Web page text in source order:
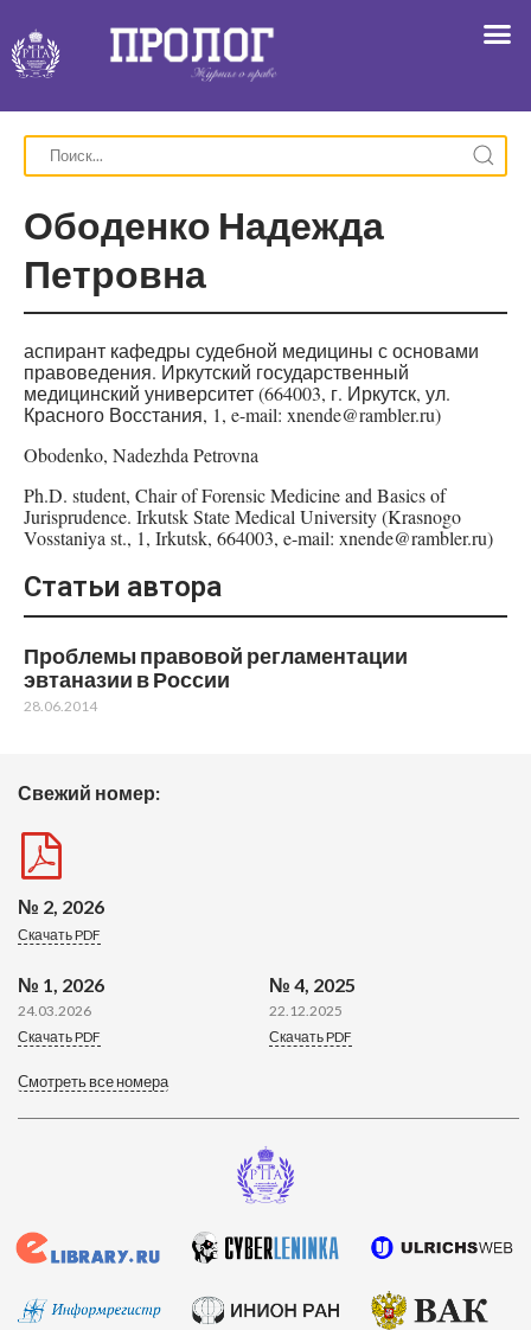
Свежий номер:
№ 2, 2026
Скачать PDF
№ 1, 2026
24.03.2026
Скачать PDF
№ 4, 2025
22.12.2025
Скачать PDF
Смотреть все номера
Ободенко Надежда
Петровна
аспирант кафедры судебной медицины с основами
правоведения. Иркутский государственный
медицинский университет (664003, г. Иркутск, ул.
Красного Восстания, 1, e-mail: xnende@rambler.ru)
Obodenko, Nadezhda Petrovna
Ph.D. student, Chair of Forensic Medicine and Basics of
Jurisprudence. Irkutsk State Medical University (Krasnogo
Vosstaniya st., 1, Irkutsk, 664003, e-mail: xnende@rambler.ru)
Статьи автора
Проблемы правовой регламентации
эвтаназии в России
28.06.2014